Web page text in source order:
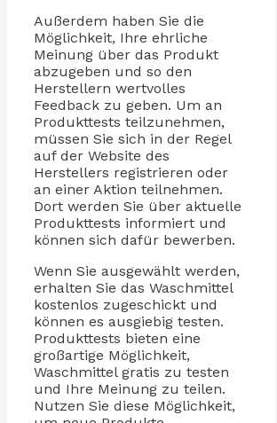
Außerdem haben Sie die
Möglichkeit, Ihre ehrliche
Meinung über das Produkt
abzugeben und so den
Herstellern wertvolles
Feedback zu geben. Um an
Produkttests teilzunehmen,
müssen Sie sich in der Regel
auf der Website des
Herstellers registrieren oder
an einer Aktion teilnehmen.
Dort werden Sie über aktuelle
Produkttests informiert und
können sich dafür bewerben.
Wenn Sie ausgewählt werden,
erhalten Sie das Waschmittel
kostenlos zugeschickt und
können es ausgiebig testen.
Produkttests bieten eine
großartige Möglichkeit,
Waschmittel gratis zu testen
und Ihre Meinung zu teilen.
Nutzen Sie diese Möglichkeit,